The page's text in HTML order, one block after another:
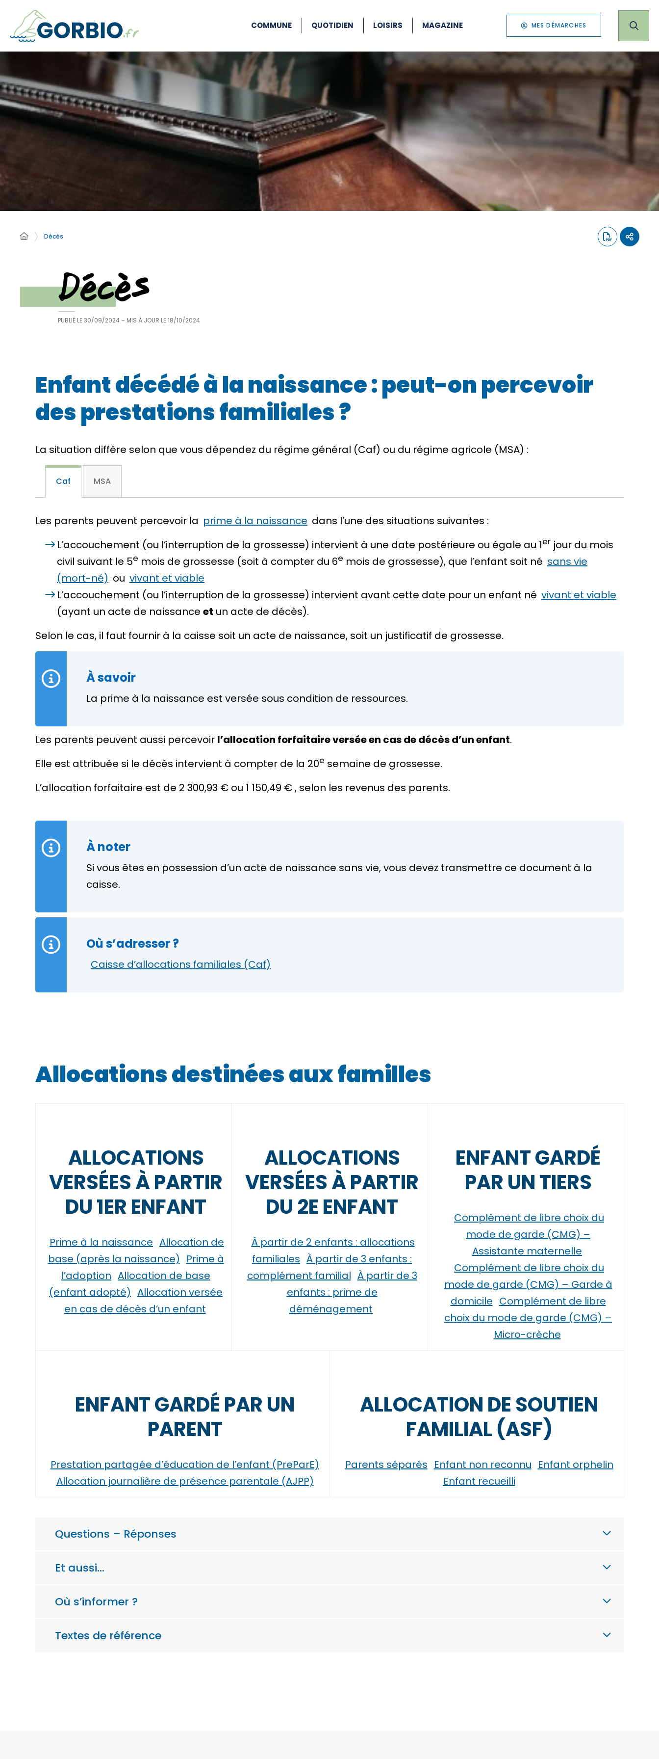
COMMUNE QUOTIDIEN LOISIRS MAGAZINE MES DÉMARCHES
Décès
Décès
PUBLIÉ LE30/09/2024 – MIS À JOUR LE18/10/2024
Enfant décédé à la naissance : peut-on percevoir
des prestations familiales ?
La situation diffère selon que vous dépendez du régime général (Caf) ou du régime agricole (MSA) :
Caf MSA
Les parents peuvent percevoir la prime à la naissance dans l’une des situations suivantes :
L’accouchement (ou l’interruption de la grossesse) intervient à une date postérieure ou égale au 1er jour du mois
civil suivant le 5e mois de grossesse (soit à compter du 6e mois de grossesse), que l’enfant soit né sans vie
(mort-né) ou vivant et viable
L’accouchement (ou l’interruption de la grossesse) intervient avant cette date pour un enfant né vivant et viable
(ayant un acte de naissance et un acte de décès).
Selon le cas, il faut fournir à la caisse soit un acte de naissance, soit un justificatif de grossesse.
À savoir
La prime à la naissance est versée sous condition de ressources.
Les parents peuvent aussi percevoir l’allocation forfaitaire versée en cas de décès d’un enfant.
Elle est attribuée si le décès intervient à compter de la 20e semaine de grossesse.
L’allocation forfaitaire est de 2 300,93 € ou 1 150,49 €, selon les revenus des parents.
À noter
Si vous êtes en possession d’un acte de naissance sans vie, vous devez transmettre ce document à la
caisse.
Où s’adresser ?
Caisse d’allocations familiales (Caf)
Allocations destinées aux familles
ALLOCATIONS
VERSÉES À PARTIR
DU 1ER ENFANT
Prime à la naissance Allocation de
base (après la naissance)
Prime à
l’adoption Allocation de base
(enfant adopté) Allocation versée
en cas de décès d’un enfant
ALLOCATIONS
VERSÉES À PARTIR
DU 2E ENFANT
À partir de 2 enfants : allocations
familiales À partir de 3 enfants :
complément familial À partir de 3
enfants : prime de
déménagement
ENFANT GARDÉ
PAR UN TIERS
Complément de libre choix du
mode de garde (CMG) –
Assistante maternelle
Complément de libre choix du
mode de garde (CMG) – Garde à
domicile Complément de libre
choix du mode de garde (CMG) –
Micro-crèche
ENFANT GARDÉ PAR UN
PARENT
Prestation partagée d’éducation de l’enfant (PreParE)
Allocation journalière de présence parentale (AJPP)
ALLOCATION DE SOUTIEN
FAMILIAL (ASF)
Parents séparés Enfant non reconnu Enfant orphelin
Enfant recueilli
Questions – Réponses
Et aussi…
Où s’informer ?
Textes de référence